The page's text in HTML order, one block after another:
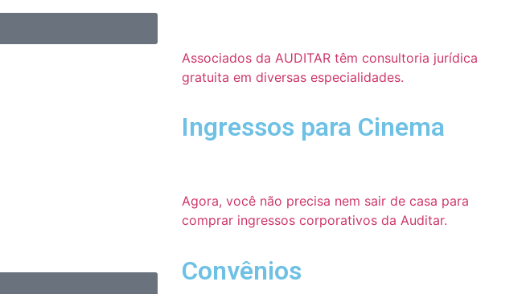
Associados da AUDITAR têm consultoria jurídica
gratuita em diversas especialidades.
Ingressos para Cinema
Agora, você não precisa nem sair de casa para
comprar ingressos corporativos da Auditar.
Convênios